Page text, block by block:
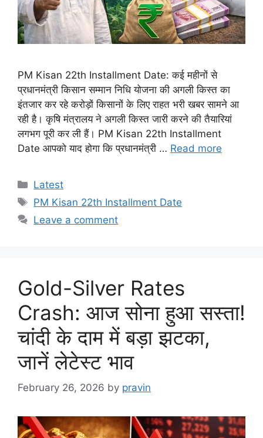
PM Kisan 22th Installment Date: कई महीनों से
प्रधानमंत्री किसान सम्मान निधि योजना की अगली किस्त का
इंतजार कर रहे करोड़ों किसानों के लिए राहत भरी खबर सामने आ
रही है। कृषि मंत्रालय ने अगली किस्त जारी करने की तैयारियां
लगभग पूरी कर ली हैं। PM Kisan 22th Installment
Date आपको याद होगा कि प्रधानमंत्री … Read more
Categories
Latest
Tags
PM Kisan 22th Installment Date
Leave a comment
Gold-Silver Rates
Crash: आज सोना हुआ सस्ता!
चांदी के दाम में बड़ा झटका,
जानें लेटेस्ट भाव
February 26, 2026 by pravin